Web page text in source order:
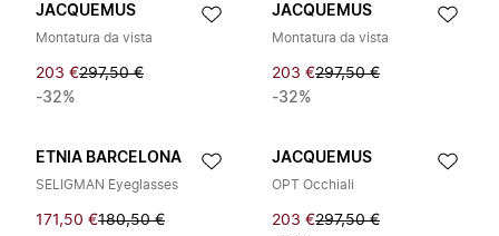
JACQUEMUS
Montatura da vista
203 €297,50 €
-32%
JACQUEMUS
Montatura da vista
203 €297,50 €
-32%
ETNIA BARCELONA
SELIGMAN Eyeglasses
171,50 €180,50 €
JACQUEMUS
OPT Occhiali
203 €297,50 €